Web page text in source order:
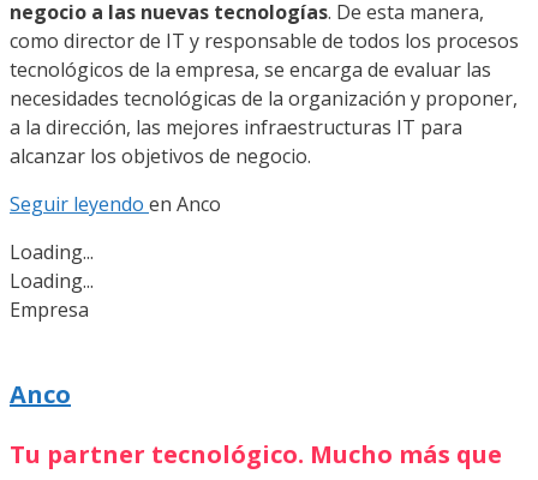
negocio a las nuevas tecnologías. De esta manera,
como director de IT y responsable de todos los procesos
tecnológicos de la empresa, se encarga de evaluar las
necesidades tecnológicas de la organización y proponer,
a la dirección, las mejores infraestructuras IT para
alcanzar los objetivos de negocio.
Seguir leyendo en Anco
Loading...
Loading...
Empresa
Anco
Tu partner tecnológico. Mucho más que